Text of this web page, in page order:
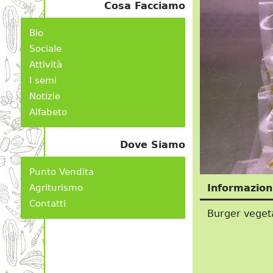
Cosa Facciamo
Bio
Sociale
Attività
I semi
Notizie
Alfabeto
Dove Siamo
Punto Vendita
Agriturismo
Contatti
Burger